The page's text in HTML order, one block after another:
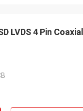
LVDS 4 Pin